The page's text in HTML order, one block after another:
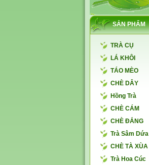
SẢN PHẨM
TRÀ CỤ
LÁ KHÔI
TÁO MÈO
CHÈ DÂY
Hồng Trà
CHÈ CÁM
CHÈ ĐẮNG
Trà Sâm Dứa
CHÈ TÀ XÙA
Trà Hoa Cúc